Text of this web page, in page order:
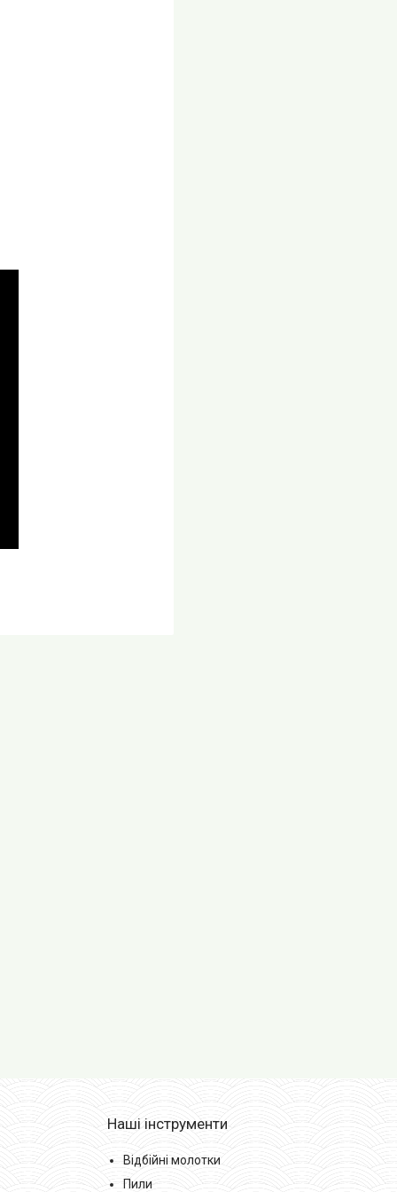
Наші інструменти
Відбійні молотки
Пили